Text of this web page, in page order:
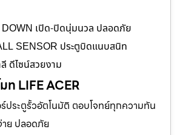
DOWN เปิด-ปิดนุ่มนวล ปลอดภัย
SENSOR ประตูบิดแนบสนิท
ดีไซน์สวยงาม
ท LIFE ACER
ประตูรั้วอัตโนมัติ ตอบโจทย์ทุกความทัน
าย ปลอดภัย